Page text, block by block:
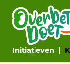
Initiatieven